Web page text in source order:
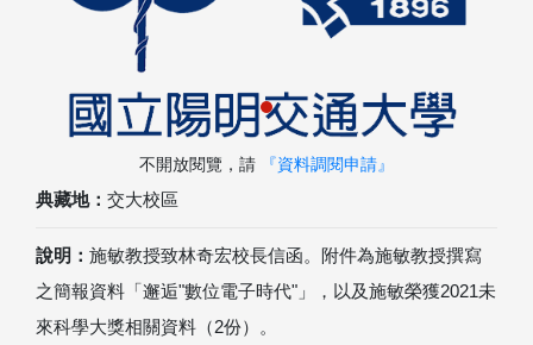
典藏地： 交大校區
說明： 施敏教授致林奇宏校長信函。附件為施敏教授撰寫
之簡報資料「邂逅"數位電子時代"」，以及施敏榮獲2021未
來科學大獎相關資料（2份）。
不開放閱覽，請 『資料調閱申請』